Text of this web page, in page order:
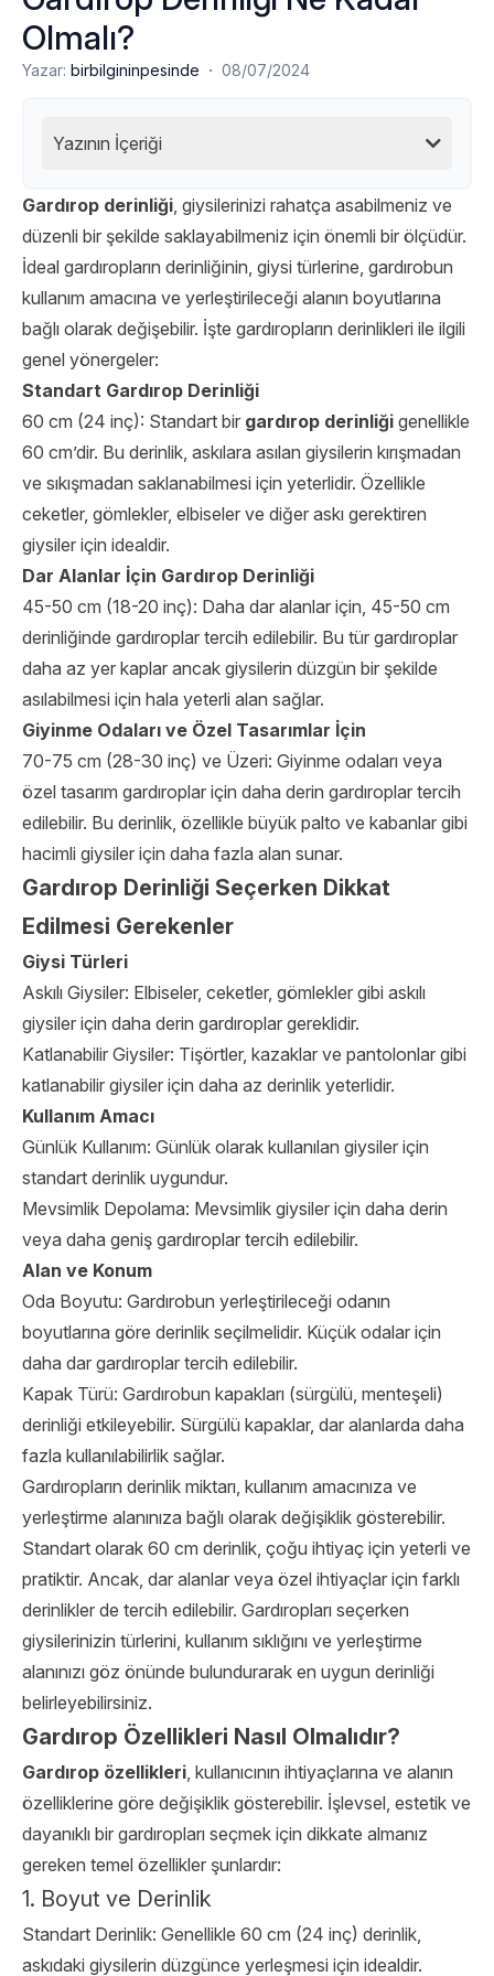
Olmalı?
Yazar: birbilgininpesinde · 08/07/2024
Yazının İçeriği
Gardırop derinliği, giysilerinizi rahatça asabilmeniz ve
düzenli bir şekilde saklayabilmeniz için önemli bir ölçüdür.
İdeal gardıropların derinliğinin, giysi türlerine, gardırobun
kullanım amacına ve yerleştirileceği alanın boyutlarına
bağlı olarak değişebilir. İşte gardıropların derinlikleri ile ilgili
genel yönergeler:
Standart Gardırop Derinliği
60 cm (24 inç): Standart bir gardırop derinliği genellikle
60 cm’dir. Bu derinlik, askılara asılan giysilerin kırışmadan
ve sıkışmadan saklanabilmesi için yeterlidir. Özellikle
ceketler, gömlekler, elbiseler ve diğer askı gerektiren
giysiler için idealdir.
Dar Alanlar İçin Gardırop Derinliği
45-50 cm (18-20 inç): Daha dar alanlar için, 45-50 cm
derinliğinde gardıroplar tercih edilebilir. Bu tür gardıroplar
daha az yer kaplar ancak giysilerin düzgün bir şekilde
asılabilmesi için hala yeterli alan sağlar.
Giyinme Odaları ve Özel Tasarımlar İçin
70-75 cm (28-30 inç) ve Üzeri: Giyinme odaları veya
özel tasarım gardıroplar için daha derin gardıroplar tercih
edilebilir. Bu derinlik, özellikle büyük palto ve kabanlar gibi
hacimli giysiler için daha fazla alan sunar.
Gardırop Derinliği Seçerken Dikkat
Edilmesi Gerekenler
Giysi Türleri
Askılı Giysiler: Elbiseler, ceketler, gömlekler gibi askılı
giysiler için daha derin gardıroplar gereklidir.
Katlanabilir Giysiler: Tişörtler, kazaklar ve pantolonlar gibi
katlanabilir giysiler için daha az derinlik yeterlidir.
Kullanım Amacı
Günlük Kullanım: Günlük olarak kullanılan giysiler için
standart derinlik uygundur.
Mevsimlik Depolama: Mevsimlik giysiler için daha derin
veya daha geniş gardıroplar tercih edilebilir.
Alan ve Konum
Oda Boyutu: Gardırobun yerleştirileceği odanın
boyutlarına göre derinlik seçilmelidir. Küçük odalar için
daha dar gardıroplar tercih edilebilir.
Kapak Türü: Gardırobun kapakları (sürgülü, menteşeli)
derinliği etkileyebilir. Sürgülü kapaklar, dar alanlarda daha
fazla kullanılabilirlik sağlar.
Gardıropların derinlik miktarı, kullanım amacınıza ve
yerleştirme alanınıza bağlı olarak değişiklik gösterebilir.
Standart olarak 60 cm derinlik, çoğu ihtiyaç için yeterli ve
pratiktir. Ancak, dar alanlar veya özel ihtiyaçlar için farklı
derinlikler de tercih edilebilir. Gardıropları seçerken
giysilerinizin türlerini, kullanım sıklığını ve yerleştirme
alanınızı göz önünde bulundurarak en uygun derinliği
belirleyebilirsiniz.
Gardırop Özellikleri Nasıl Olmalıdır?
Gardırop özellikleri, kullanıcının ihtiyaçlarına ve alanın
özelliklerine göre değişiklik gösterebilir. İşlevsel, estetik ve
dayanıklı bir gardıropları seçmek için dikkate almanız
gereken temel özellikler şunlardır:
1. Boyut ve Derinlik
Standart Derinlik: Genellikle 60 cm (24 inç) derinlik,
askıdaki giysilerin düzgünce yerleşmesi için idealdir.